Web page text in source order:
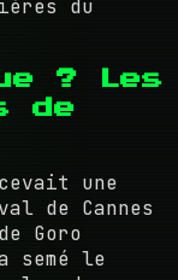
du
? Les
de
une
de Cannes
Goro
le